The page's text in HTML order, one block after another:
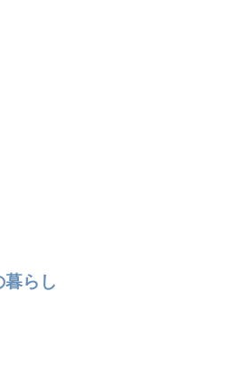
暮らし